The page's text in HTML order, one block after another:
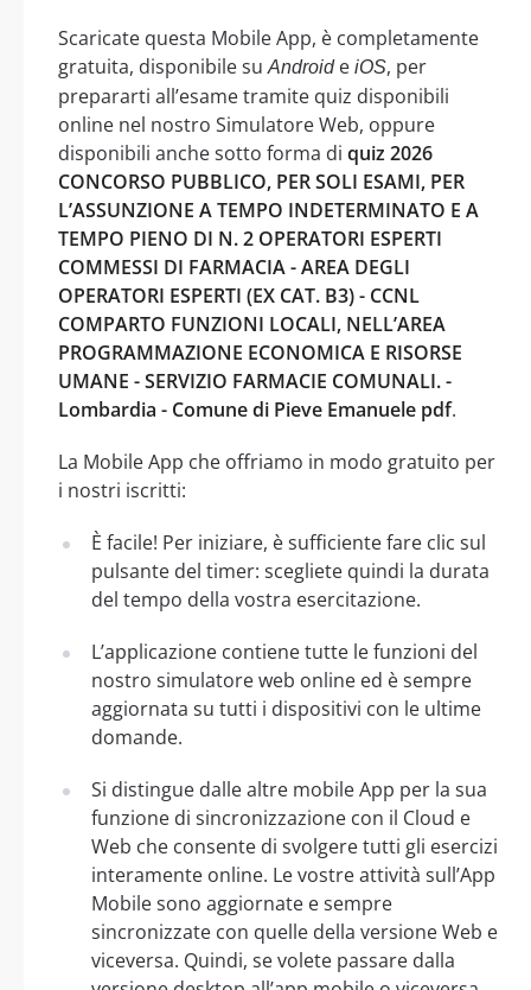
Scaricate questa Mobile App, è completamente
gratuita, disponibile suAndroide iOS, per
prepararti all’esame tramite quiz disponibili
online nel nostro Simulatore Web, oppure
disponibili anche sotto forma di quiz 2026
CONCORSO PUBBLICO, PER SOLI ESAMI, PER
L’ASSUNZIONE A TEMPO INDETERMINATO E A
TEMPO PIENO DI N. 2 OPERATORI ESPERTI
COMMESSI DI FARMACIA - AREA DEGLI
OPERATORI ESPERTI (EX CAT. B3) - CCNL
COMPARTO FUNZIONI LOCALI, NELL’AREA
PROGRAMMAZIONE ECONOMICA E RISORSE
UMANE - SERVIZIO FARMACIE COMUNALI. -
Lombardia - Comune di Pieve Emanuele pdf.
La Mobile App che offriamo in modo gratuito per
i nostri iscritti:
È facile! Per iniziare, è sufficiente fare clic sul
pulsante del timer: scegliete quindi la durata
del tempo della vostra esercitazione.
L’applicazione contiene tutte le funzioni del
nostro simulatore web online ed è sempre
aggiornata su tutti i dispositivi con le ultime
domande.
Si distingue dalle altre mobile App per la sua
funzione di sincronizzazione con il Cloud e
Web che consente di svolgere tutti gli esercizi
interamente online. Le vostre attività sull’App
Mobile sono aggiornate e sempre
sincronizzate con quelle della versione Web e
viceversa. Quindi, se volete passare dalla